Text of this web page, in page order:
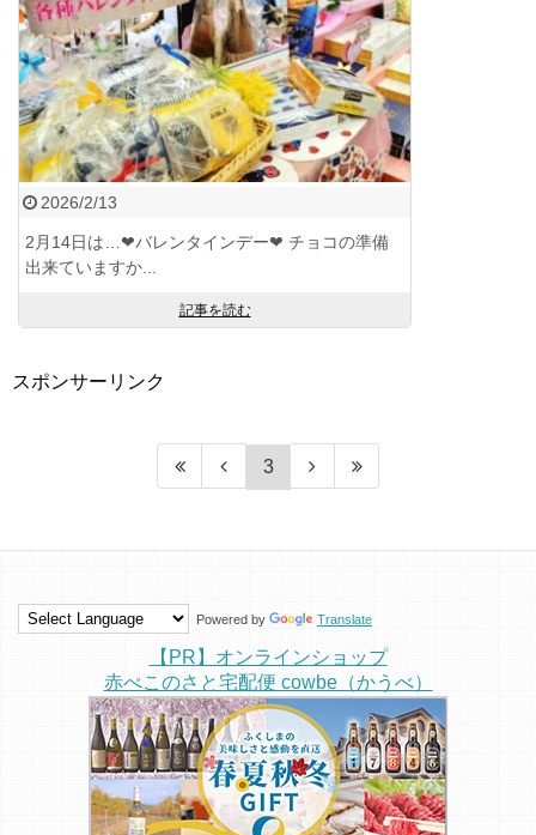
2026/2/13
2月14日は…❤バレンタインデー❤ チョコの準備
出来ていますか...
記事を読む
スポンサーリンク
3
Powered by Translate
【PR】オンラインショップ
赤べこのさと宅配便 cowbe（かうべ）